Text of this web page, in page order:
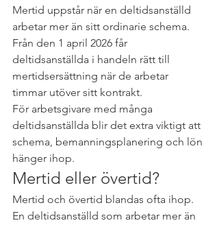
Mertid uppstår när en deltidsanställd
arbetar mer än sitt ordinarie schema.
Från den 1 april 2026 får
deltidsanställda i handeln rätt till
mertidsersättning när de arbetar
timmar utöver sitt kontrakt.
För arbetsgivare med många
deltidsanställda blir det extra viktigt att
schema, bemanningsplanering och lön
hänger ihop.
Mertid eller övertid?
Mertid och övertid blandas ofta ihop.
En deltidsanställd som arbetar mer än